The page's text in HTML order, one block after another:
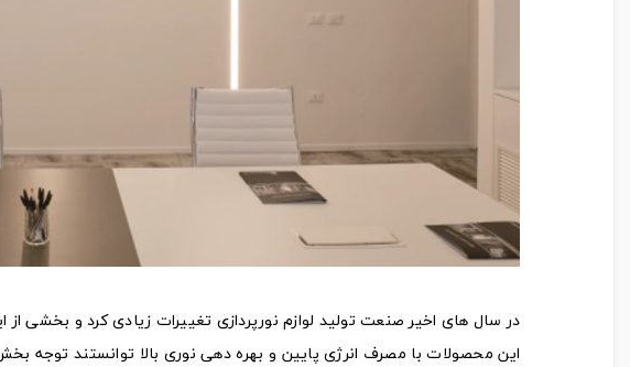
در سال های اخیر صنعت تولید لوازم نورپردازی تغییرات زیادی کرد و بخشی
این محصولات با مصرف انرژی پایین و بهره دهی نوری بالا توانستند توجه